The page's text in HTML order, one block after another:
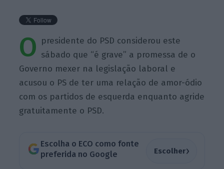
O presidente do PSD considerou este
sábado que “é grave” a promessa de o
Governo mexer na legislação laboral e
acusou o PS de ter uma relação de amor-ódio
com os partidos de esquerda enquanto agride
gratuitamente o PSD.
Escolha o ECO como fonte
preferida no Google
Escolher›